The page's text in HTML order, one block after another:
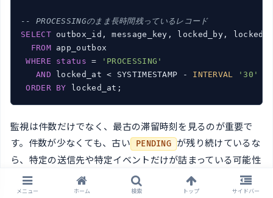
-- PROCESSINGのまま長時間残っているレコード
SELECT outbox_id, message_key, locked_by,
FROM app_outbox
WHERE
status =
'PROCESSING'
AND locked_at < SYSTIMESTAMP - INTERVAL '30'
ORDER
BY locked_at;
監視は件数だけでなく、最古の滞留時刻を見るのが重要で
す。件数が少なくても、古い
PENDING
が残り続けているな
ら、特定の送信先や特定イベントだけが詰まっている可能性
があります。
メニュー ホーム 検索 トップ サイドバー